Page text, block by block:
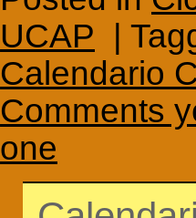
UCAP |
Calendario
Comments
one